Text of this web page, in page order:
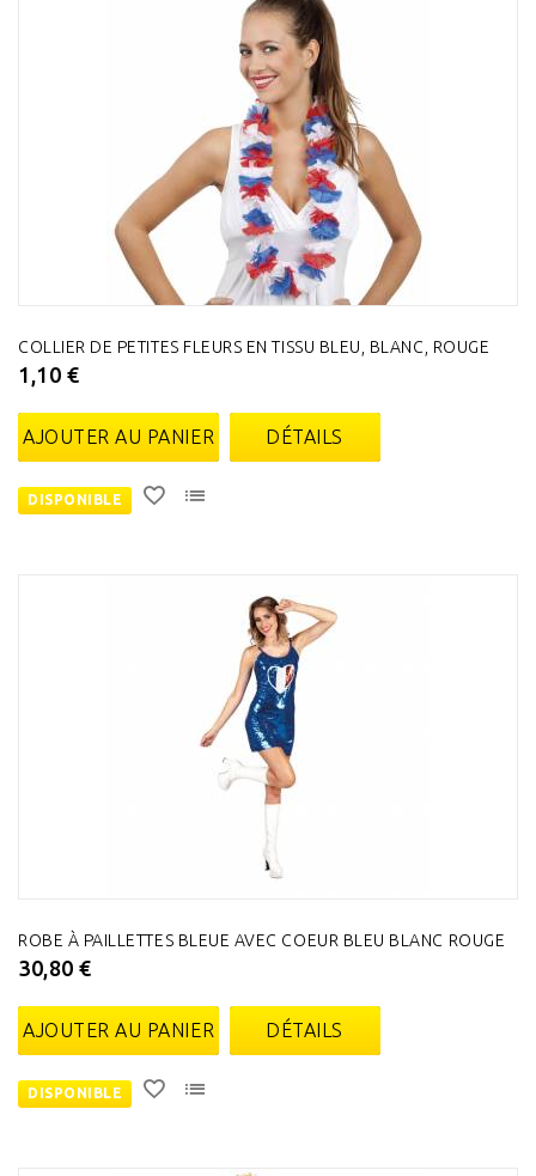
COLLIER DE PETITES FLEURS EN TISSU BLEU, BLANC, ROUGE
1,10 €
AJOUTER AU PANIER DÉTAILS
DISPONIBLE
ROBE À PAILLETTES BLEUE AVEC COEUR BLEU BLANC ROUGE
30,80 €
AJOUTER AU PANIER DÉTAILS
DISPONIBLE